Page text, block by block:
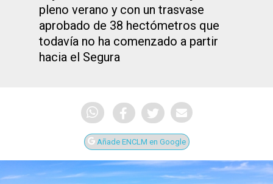
pleno verano y con un trasvase
aprobado de 38 hectómetros que
todavía no ha comenzado a partir
hacia el Segura
Añade ENCLM en Google